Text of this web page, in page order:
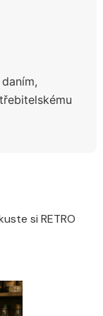
si RETRO